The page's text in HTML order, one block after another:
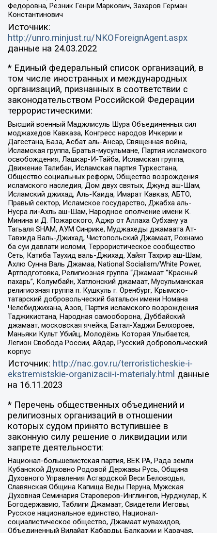
Федоровна, Резник Генри Маркович, Захаров Герман
Константинович
Источник:
http://unro.minjust.ru/NKOForeignAgent.aspx
данные на 24.03.2022
* Единый федеральный список организаций, в
том числе иностранных и международных
организаций, признанных в соответствии с
законодательством Российской Федерации
террористическими:
Высший военный Маджлисуль Шура Объединенных сил
моджахедов Кавказа, Конгресс народов Ичкерии и
Дагестана, База, Асбат аль-Ансар, Священная война,
Исламская группа, Братья-мусульмане, Партия исламского
освобождения, Лашкар-И-Тайба, Исламская группа,
Движение Талибан, Исламская партия Туркестана,
Общество социальных реформ, Общество возрождения
исламского наследия, Дом двух святых, Джунд аш-Шам,
Исламский джихад, Аль-Каида, Имарат Кавказ, АБТО,
Правый сектор, Исламское государство, Джабха аль-
Нусра ли-Ахль аш-Шам, Народное ополчение имени К.
Минина и Д. Пожарского, Аджр от Аллаха Субхану уа
Тагьаля SHAM, АУМ Синрике, Муджахеды джамаата Ат-
Тавхида Валь-Джихад, Чистопольский Джамаат, Рохнамо
ба суи давлати исломи, Террористическое сообщество
Сеть, Катиба Таухид валь-Джихад, Хайят Тахрир аш-Шам,
Ахлю Сунна Валь Джамаа, National Socialism/White Power,
Артподготовка, Религиозная группа “Джамаат “Красный
пахарь”, Колумбайн, Хатлонский джамаат, Мусульманская
религиозная группа п. Кушкуль г. Оренбург, Крымско-
татарский добровольческий батальон имени Номана
Челебиджихана, Азов, Партия исламского возрождения
Таджикистана, Народная самооборона, Дуббайский
джамаат, московская ячейка, Батал-Хаджи Белхороев,
Маньяки Культ Убийц, Молодёжь Которая Улыбается,
Легион Свобода России, Айдар, Русский добровольческий
корпус
Источник: http://nac.gov.ru/terroristicheskie-i-
ekstremistskie-organizacii-i-materialy.html данные
на 16.11.2023
* Перечень общественных объединений и
религиозных организаций в отношении
которых судом принято вступившее в
законную силу решение о ликвидации или
запрете деятельности:
Национал-большевистская партия, ВЕК РА, Рада земли
Кубанской Духовно Родовой Державы Русь, Община
Духовного Управления Асгардской Веси Беловодья,
Славянская Община Капища Веды Перуна, Мужская
Духовная Семинария Староверов-Инглингов, Нурджулар, К
Богодержавию, Таблиги Джамаат, Свидетели Иеговы,
Русское национальное единство, Национал-
социалистическое общество, Джамаат мувахидов,
Объединенный Вилайат Кабарды, Балкарии и Карачая,